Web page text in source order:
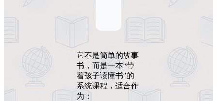
它不是简单的故事
书，而是一本“带
着孩子读懂书”的
系统课程，适合作
为：